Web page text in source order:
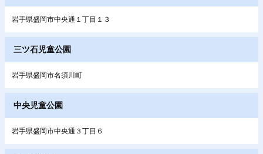
岩手県盛岡市中央通１丁目１３
三ツ石児童公園
岩手県盛岡市名須川町
中央児童公園
岩手県盛岡市中央通３丁目６